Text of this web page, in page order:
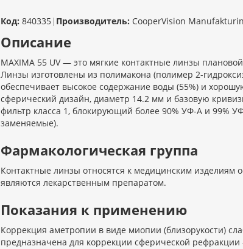
Код: 840335| Производитель: CooperVision
Описание
MAXIMA 55 UV — это мягкие контактные линзы
Линзы изготовлены из полимакона (полимер 2-
обеспечивает высокое содержание воды (55%) и
сферический дизайн, диаметр 14.2 мм и базовую
фильтр класса 1, блокирующий более 90% УФ-А и 99%
заменяемые).
Фармакологическая группа
Контактные линзы относятся к медицинским изделиям
являются лекарственным препаратом.
Показания к применению
Коррекция аметропии в виде миопии (близорукости)
предназначена для коррекции сферической рефракции